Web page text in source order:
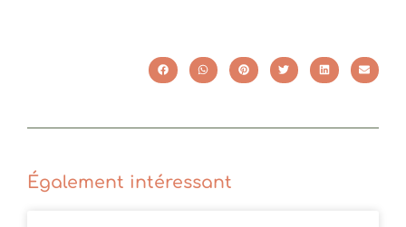
Également intéressant